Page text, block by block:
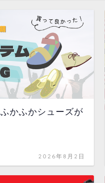
ふかふかシューズが
2026年8月2日